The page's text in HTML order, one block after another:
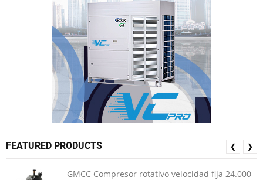
FEATURED PRODUCTS
GMCC Compresor rotativo velocidad fija 24.000
❮ ❯